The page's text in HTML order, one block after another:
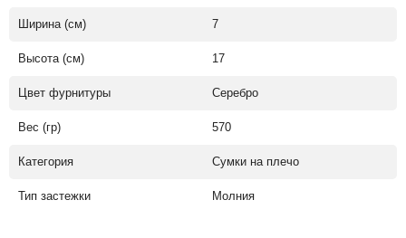
Ширина (см) 7
Высота (см) 17
Цвет фурнитуры Серебро
Вес (гр) 570
Категория Сумки на плечо
Тип застежки Молния